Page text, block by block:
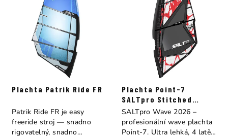
Plachta Patrik Ride FR
Patrik Ride FR je easy
freeride stroj — snadno
rigovatelný, snadno
Plachta Point-7
SALTpro Stitched
Construction
SALTpro Wave 2026 –
profesionální wave plachta
Point-7. Ultra lehká, 4 latě,